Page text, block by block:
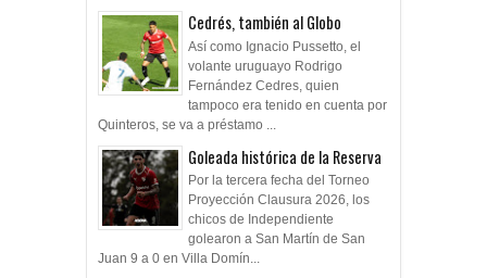
Cedrés, también al Globo
Así como Ignacio Pussetto, el
volante uruguayo Rodrigo
Fernández Cedres, quien
tampoco era tenido en cuenta por
Quinteros, se va a préstamo ...
Goleada histórica de la Reserva
Por la tercera fecha del Torneo
Proyección Clausura 2026, los
chicos de Independiente
golearon a San Martín de San
Juan 9 a 0 en Villa Domín...